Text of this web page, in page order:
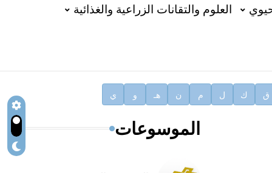
العلوم والتقانات الزراعية والغذائية
ق ك ل م ن هـ و ي
الموسوعات